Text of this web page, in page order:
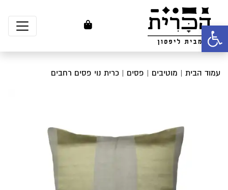
פתח סרגל נגישות
עמוד הבית | מוטיבים | פסים | כרית נוי פסים רחבים